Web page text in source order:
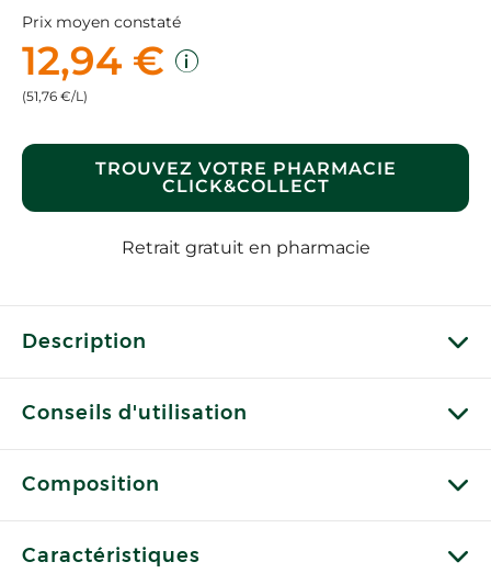
Prix moyen constaté
12,94 €
(51,76 €/L)
TROUVEZ VOTRE PHARMACIE
CLICK&COLLECT
Retrait gratuit en pharmacie
Description
Conseils d'utilisation
Composition
Caractéristiques